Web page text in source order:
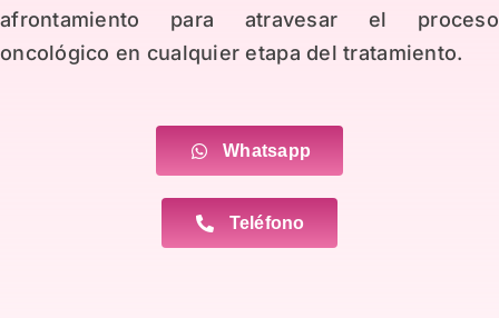
afrontamiento para atravesar el proceso
oncológico en cualquier etapa del tratamiento.
Whatsapp
Teléfono